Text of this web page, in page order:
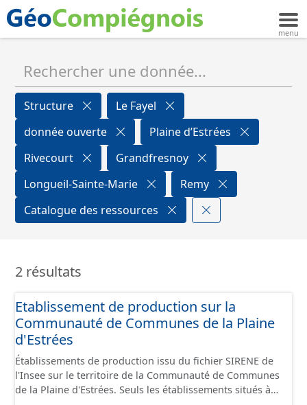
Structure
Le Fayel
donnée ouverte
Plaine d’Estrées
Rivecourt
Grandfresnoy
Longueil-Sainte-Marie
Remy
Catalogue des ressources
2 résultats
Etablissement de production sur la
Communauté de Communes de la Plaine
d'Estrées
Établissements de production issu du fichier SIRENE de
l'Insee sur le territoire de la Communauté de Communes
de la Plaine d'Estrées. Seuls les établissements situés à